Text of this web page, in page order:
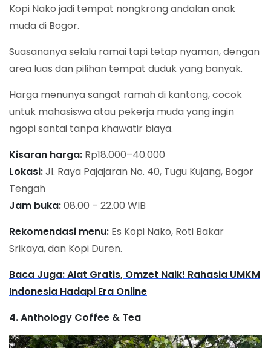
Kopi Nako jadi tempat nongkrong andalan anak
muda di Bogor.
Suasananya selalu ramai tapi tetap nyaman, dengan
area luas dan pilihan tempat duduk yang banyak.
Harga menunya sangat ramah di kantong, cocok
untuk mahasiswa atau pekerja muda yang ingin
ngopi santai tanpa khawatir biaya.
Kisaran harga: Rp18.000–40.000
Lokasi:Jl. Raya Pajajaran No. 40, Tugu Kujang, Bogor
Tengah
Jam buka:08.00 – 22.00 WIB
Rekomendasi menu: Es Kopi Nako, Roti Bakar
Srikaya, dan Kopi Duren.
Baca Juga: Alat Gratis, Omzet Naik! Rahasia UMKM
Indonesia Hadapi Era Online
4. Anthology Coffee & Tea